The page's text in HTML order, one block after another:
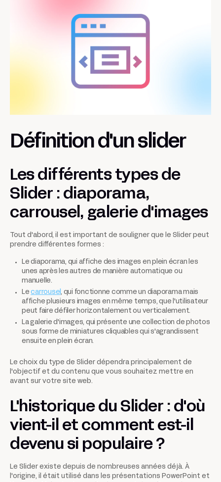
Définition d'un slider
Les différents types de
Slider : diaporama,
carrousel, galerie d'images
Tout d'abord, il est important de souligner que le Slider peut
prendre différentes formes :
Le diaporama, qui affiche des images en plein écran les
unes après les autres de manière automatique ou
manuelle.
Lecarrousel, qui fonctionne comme un diaporama mais
affiche plusieurs images en même temps, que l'utilisateur
peut faire défiler horizontalement ou verticalement.
La galerie d'images, qui présente une collection de photos
sous forme de miniatures cliquables qui s'agrandissent
ensuite en plein écran.
Le choix du type de Slider dépendra principalement de
l'objectif et du contenu que vous souhaitez mettre en
avant sur votre site web.
L'historique du Slider : d'où
vient-il et comment est-il
devenu si populaire ?
Le Slider existe depuis de nombreuses années déjà. À
l'origine, il était utilisé dans les présentations PowerPoint et